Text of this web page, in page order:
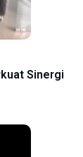
Sinergi